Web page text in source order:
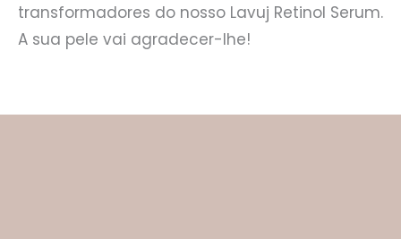
transformadores do nosso Lavuj Retinol Serum.
A sua pele vai agradecer-lhe!